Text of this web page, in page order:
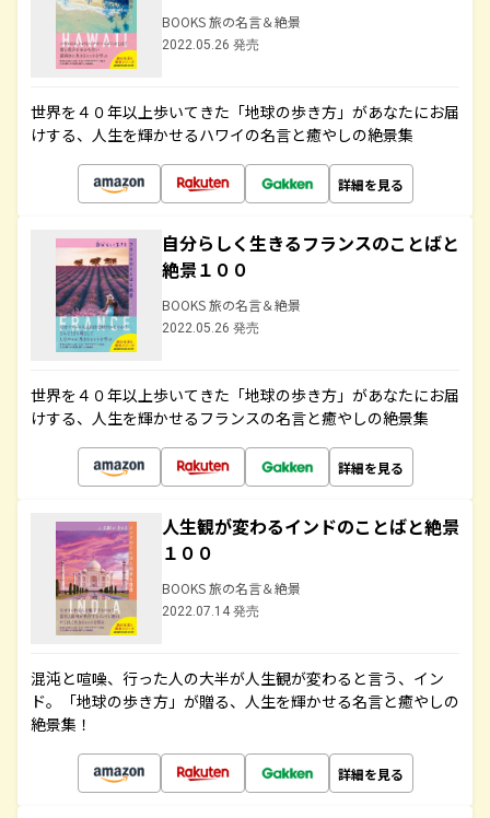
BOOKS 旅の名言＆絶景
2022.05.26 発売
世界を４０年以上歩いてきた「地球の歩き方」があなたにお届
けする、人生を輝かせるハワイの名言と癒やしの絶景集
詳細を見る
自分らしく生きるフランスのことばと
絶景１００
BOOKS 旅の名言＆絶景
2022.05.26 発売
世界を４０年以上歩いてきた「地球の歩き方」があなたにお届
けする、人生を輝かせるフランスの名言と癒やしの絶景集
詳細を見る
人生観が変わるインドのことばと絶景
１００
BOOKS 旅の名言＆絶景
2022.07.14 発売
混沌と喧噪、行った人の大半が人生観が変わると言う、イン
ド。「地球の歩き方」が贈る、人生を輝かせる名言と癒やしの
絶景集！
詳細を見る